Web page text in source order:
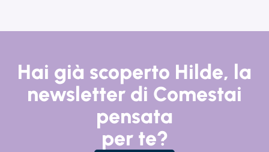
Hai già scoperto Hilde, la
newsletter di Comestai
pensata
per te?